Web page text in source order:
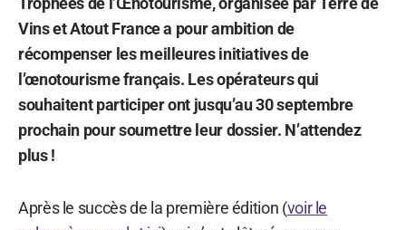
Vins et Atout France a pour ambition de
récompenser les meilleures initiatives de
l’œnotourisme français. Les opérateurs qui
souhaitent participer ont jusqu’au 30 septembre
prochain pour soumettre leur dossier. N’attendez
plus !
Après le succès de la première édition (voir le